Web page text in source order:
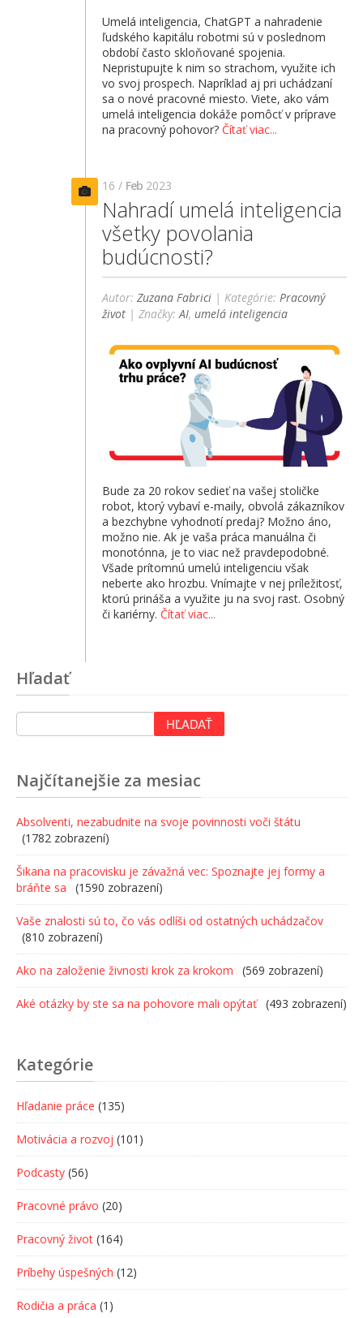
Umelá inteligencia, ChatGPT a nahradenie
ľudského kapitálu robotmi sú v poslednom
období často skloňované spojenia.
Nepristupujte k nim so strachom, využite ich
vo svoj prospech. Napríklad aj pri uchádzaní
sa o nové pracovné miesto. Viete, ako vám
umelá inteligencia dokáže pomôcť v príprave
na pracovný pohovor? Čítať viac...
16 / Feb 2023
Nahradí umelá inteligencia
všetky povolania
budúcnosti?
Autor:Zuzana Fabrici | Kategórie:Pracovný
život | Značky:AI,umelá inteligencia
Bude za 20 rokov sedieť na vašej stoličke
robot, ktorý vybaví e-maily, obvolá zákazníkov
a bezchybne vyhodnotí predaj? Možno áno,
možno nie. Ak je vaša práca manuálna či
monotónna, je to viac než pravdepodobné.
Všade prítomnú umelú inteligenciu však
neberte ako hrozbu. Vnímajte v nej príležitosť,
ktorú prináša a využite ju na svoj rast. Osobný
či kariérny. Čítať viac...
Hľadať
Najčítanejšie za mesiac
Absolventi, nezabudnite na svoje povinnosti voči štátu
(1782 zobrazení)
Šikana na pracovisku je závažná vec: Spoznajte jej formy a
bráňte sa
(1590 zobrazení)
Vaše znalosti sú to, čo vás odlíši od ostatných uchádzačov
(810 zobrazení)
Ako na založenie živnosti krok za krokom (569 zobrazení)
Aké otázky by ste sa na pohovore mali opýtať (493 zobrazení)
Kategórie
Hľadanie práce (135)
Motivácia a rozvoj (101)
Podcasty (56)
Pracovné právo (20)
Pracovný život (164)
Príbehy úspešných (12)
Rodičia a práca (1)